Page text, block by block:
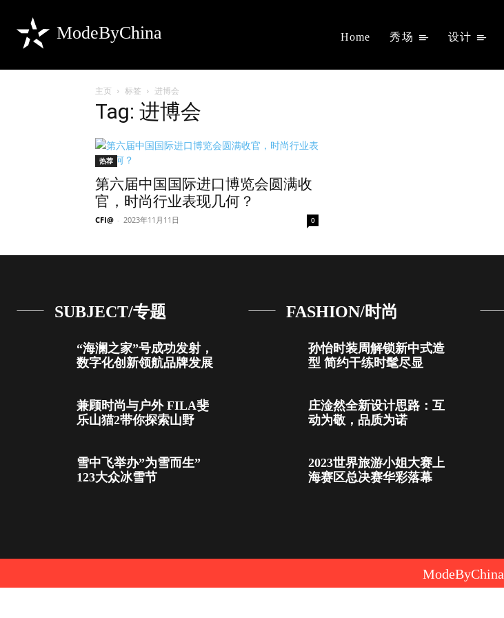
ModeByChina Home 秀场 设计
主页 标签 进博会
Tag: 进博会
热荐
第六届中国国际进口博览会圆满收
官，时尚行业表现几何？
CFI@ - 2023年11月11日 0
SUBJECT/专题
“海澜之家”号成功发射，
数字化创新领航品牌发展
兼顾时尚与户外 FILA斐
乐山猫2带你探索山野
雪中飞举办”为雪而生”
123大众冰雪节
FASHION/时尚
孙怡时装周解锁新中式造
型 简约干练时髦尽显
庄淦然全新设计思路：互
动为敬，品质为诺
2023世界旅游小姐大赛上
海赛区总决赛华彩落幕
ModeByChina